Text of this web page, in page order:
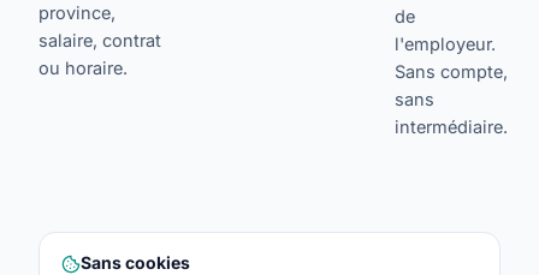
province,
salaire, contrat
ou horaire.
de
l'employeur.
Sans compte,
sans
intermédiaire.
Sans cookies